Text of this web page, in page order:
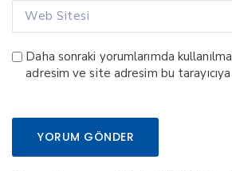
Daha sonraki yorumlarımda
adresim ve site adresim bu